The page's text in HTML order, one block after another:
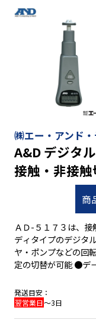
㈱エー・アンド
A&D デジタ
接触・非接
商
ＡＤ-５１７３は、
ディタイプのデジタ
ヤ・ポンプなどの回転測定に
定の切替が可能 ●デ
発送目安：
翌営業日～3日